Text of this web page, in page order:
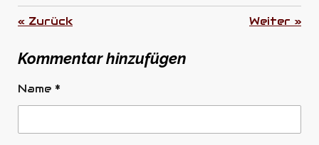
« Zurück Weiter »
Kommentar hinzufügen
Name *